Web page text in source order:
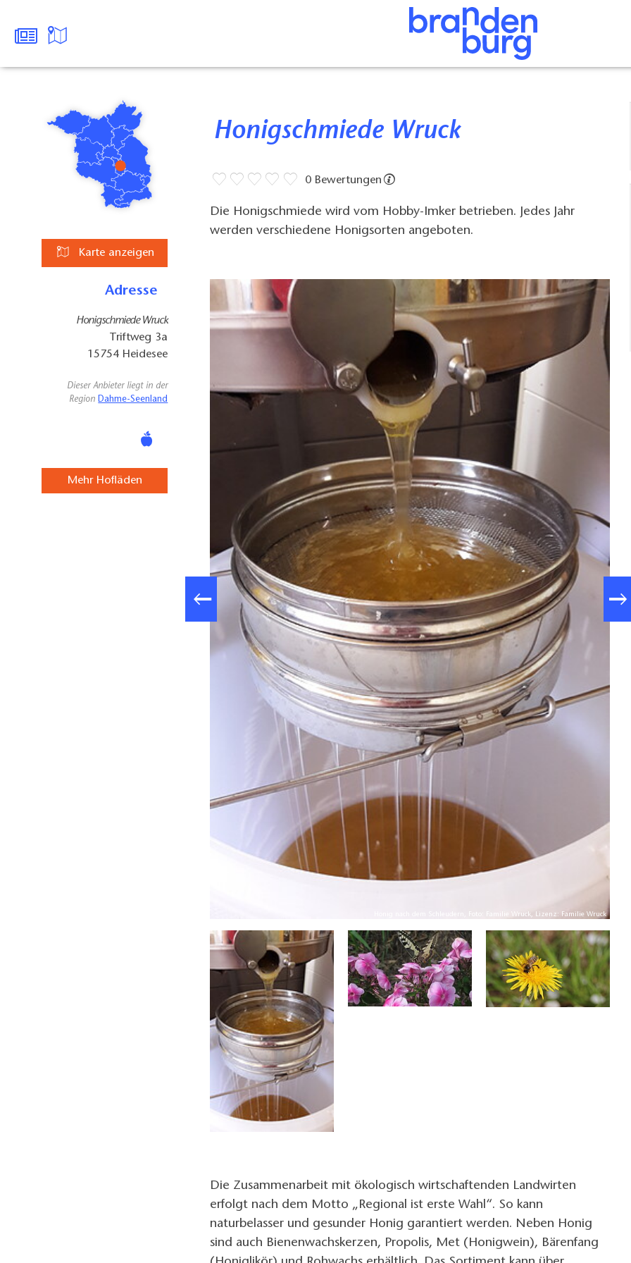
Karte anzeigen
Adresse
Honigschmiede Wruck
Triftweg 3a
15754 Heidesee
Dieser Anbieter liegt in der
Region Dahme-Seenland
Mehr Hofläden
Honigschmiede Wruck
0 Bewertungen
Die Honigschmiede wird vom Hobby-Imker betrieben. Jedes Jahr
werden verschiedene Honigsorten angeboten.
Honig nach dem Schleudern, Foto: Familie Wruck, Lizenz: Familie Wruck
Die Zusammenarbeit mit ökologisch wirtschaftenden Landwirten
erfolgt nach dem Motto „Regional ist erste Wahl“. So kann
naturbelasser und gesunder Honig garantiert werden. Neben Honig
sind auch Bienenwachskerzen, Propolis, Met (Honigwein), Bärenfang